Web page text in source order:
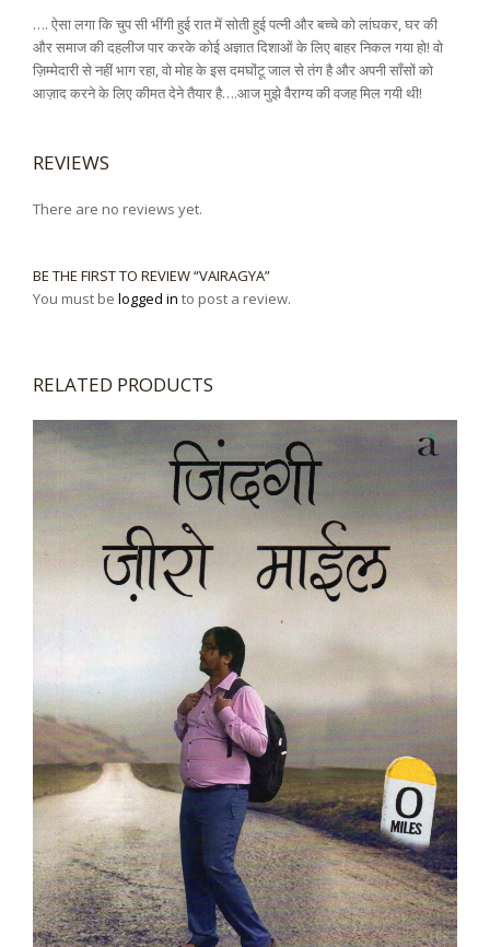
…. ऐसा लगा कि चुप सी भींगी हुई रात में सोती हुई पत्नी और बच्चे को लांघकर, घर की
और समाज की दहलीज पार करके कोई अज्ञात दिशाओं के लिए बाहर निकल गया हो! वो
ज़िम्मेदारी से नहीं भाग रहा, वो मोह के इस दमघोंटू जाल से तंग है और अपनी साँसों को
आज़ाद करने के लिए कीमत देने तैयार है….आज मुझे वैराग्य की वजह मिल गयी थी!
REVIEWS
There are no reviews yet.
BE THE FIRST TO REVIEW “VAIRAGYA”
You must be logged in to post a review.
RELATED PRODUCTS